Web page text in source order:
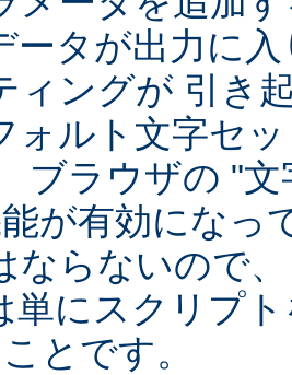
ータが出力に
ィングが 引き
ォルト文字セ
ブラウザの "
が有効になっ
ならないので
単にスクリプ
とです。